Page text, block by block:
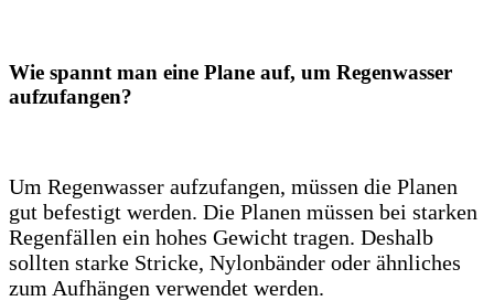
Wie spannt man eine Plane auf, um Regenwasser
aufzufangen?
Um Regenwasser aufzufangen, müssen die Planen
gut befestigt werden. Die Planen müssen bei starken
Regenfällen ein hohes Gewicht tragen. Deshalb
sollten starke Stricke, Nylonbänder oder ähnliches
zum Aufhängen verwendet werden.